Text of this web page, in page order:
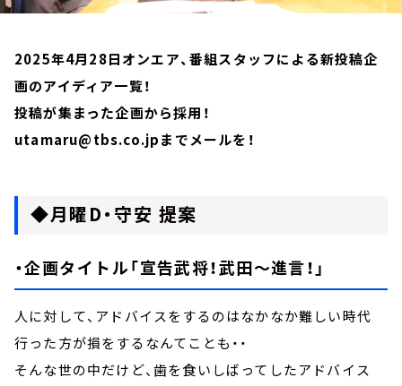
2025年4月28日オンエア、番組スタッフによる新投稿企
画のアイディア一覧！
投稿が集まった企画から採用！
utamaru@tbs.co.jpまでメールを！
◆月曜D・守安 提案
・企画タイトル「宣告武将！武田～進言！」
人に対して、アドバイスをするのはなかなか難しい時代
行った方が損をするなんてことも・・
そんな世の中だけど、歯を食いしばってしたアドバイス